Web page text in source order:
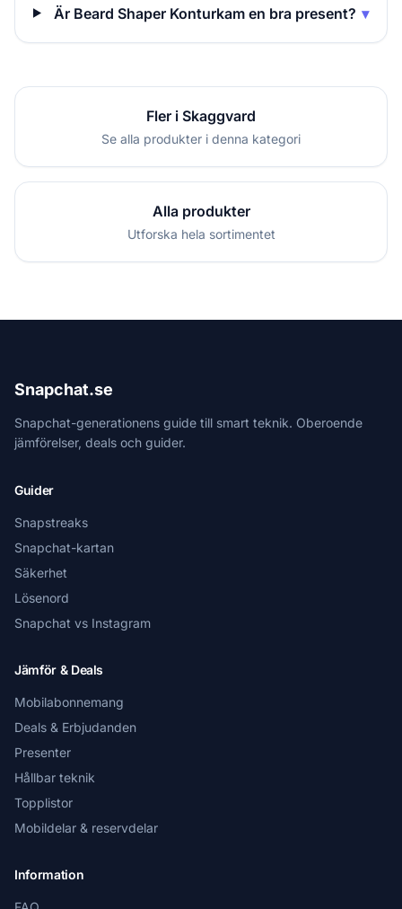
Är Beard Shaper Konturkam en bra present? ▾
Fler i Skaggvard
Se alla produkter i denna kategori
Alla produkter
Utforska hela sortimentet
Snapchat.se
Snapchat-generationens guide till smart teknik. Oberoende
jämförelser, deals och guider.
Guider
Snapstreaks
Snapchat-kartan
Säkerhet
Lösenord
Snapchat vs Instagram
Jämför & Deals
Mobilabonnemang
Deals & Erbjudanden
Presenter
Hållbar teknik
Topplistor
Mobildelar & reservdelar
Information